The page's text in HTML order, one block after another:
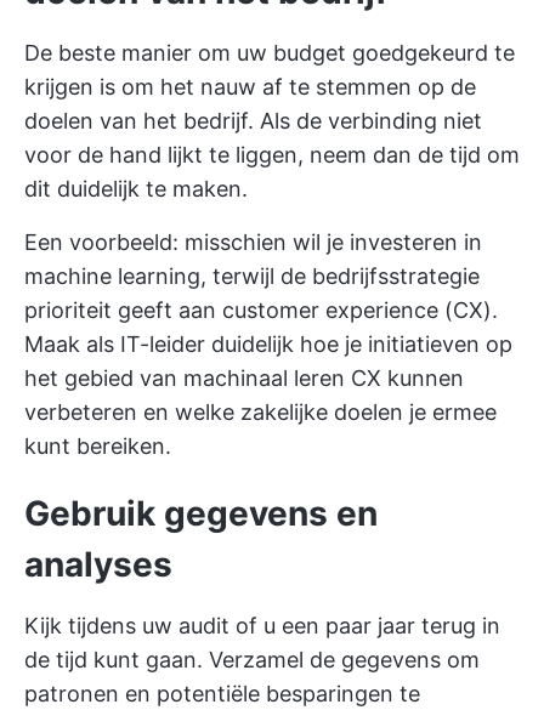
De beste manier om uw budget goedgekeurd te
krijgen is om het nauw af te stemmen op de
doelen van het bedrijf. Als de verbinding niet
voor de hand lijkt te liggen, neem dan de tijd om
dit duidelijk te maken.
Een voorbeeld: misschien wil je investeren in
machine learning, terwijl de bedrijfsstrategie
prioriteit geeft aan customer experience (CX).
Maak als IT-leider duidelijk hoe je initiatieven op
het gebied van machinaal leren CX kunnen
verbeteren en welke zakelijke doelen je ermee
kunt bereiken.
Gebruik gegevens en
analyses
Kijk tijdens uw audit of u een paar jaar terug in
de tijd kunt gaan. Verzamel de gegevens om
patronen en potentiële besparingen te